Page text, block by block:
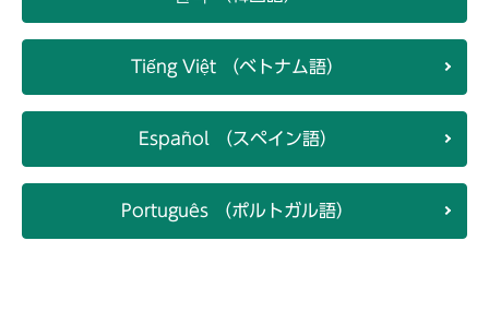
Tiếng Việt （ベトナム語）
Español （スペイン語）
Português （ポルトガル語）